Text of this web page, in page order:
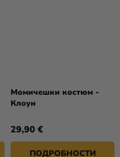
Момичешки костюм -
Клоун
29,90 €
ПОДРОБНОСТИ